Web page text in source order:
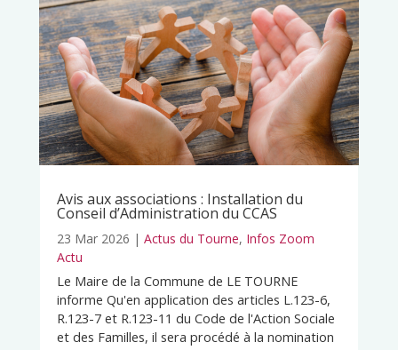
Avis aux associations : Installation du
Conseil d’Administration du CCAS
23 Mar 2026 | Actus du Tourne, Infos Zoom
Actu
Le Maire de la Commune de LE TOURNE
informe Qu'en application des articles L.123-6,
R.123-7 et R.123-11 du Code de l'Action Sociale
et des Familles, il sera procédé à la nomination